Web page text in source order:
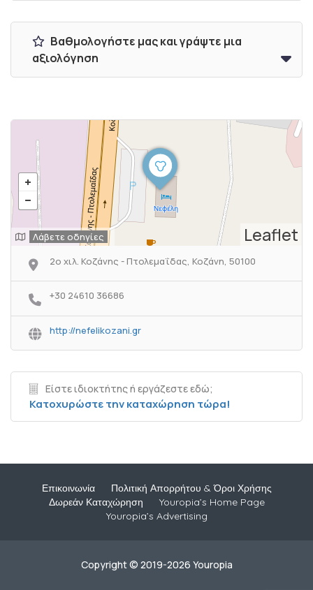
Βαθμολογήστε μας και γράψτε μια
αξιολόγηση
Leaflet
Λάβετε οδηγίες
2ο χιλ. Κοζάνης - Πτολεμαΐδας, Κοζάνη, 50100
+30 24610 36686
http://nefelikozani.gr
Είστε ιδιοκτήτης ή εργάζεστε εδώ;
Κατοχυρώστε την καταχώρηση τώρα!
Επικοινωνία
Πολιτική Απορρήτου & Όροι Χρήσης
Δωρεάν Καταχώρηση
Youropia’s Home Page
Youropia’s Advertising
Copyright © 2019-2026 Youropia